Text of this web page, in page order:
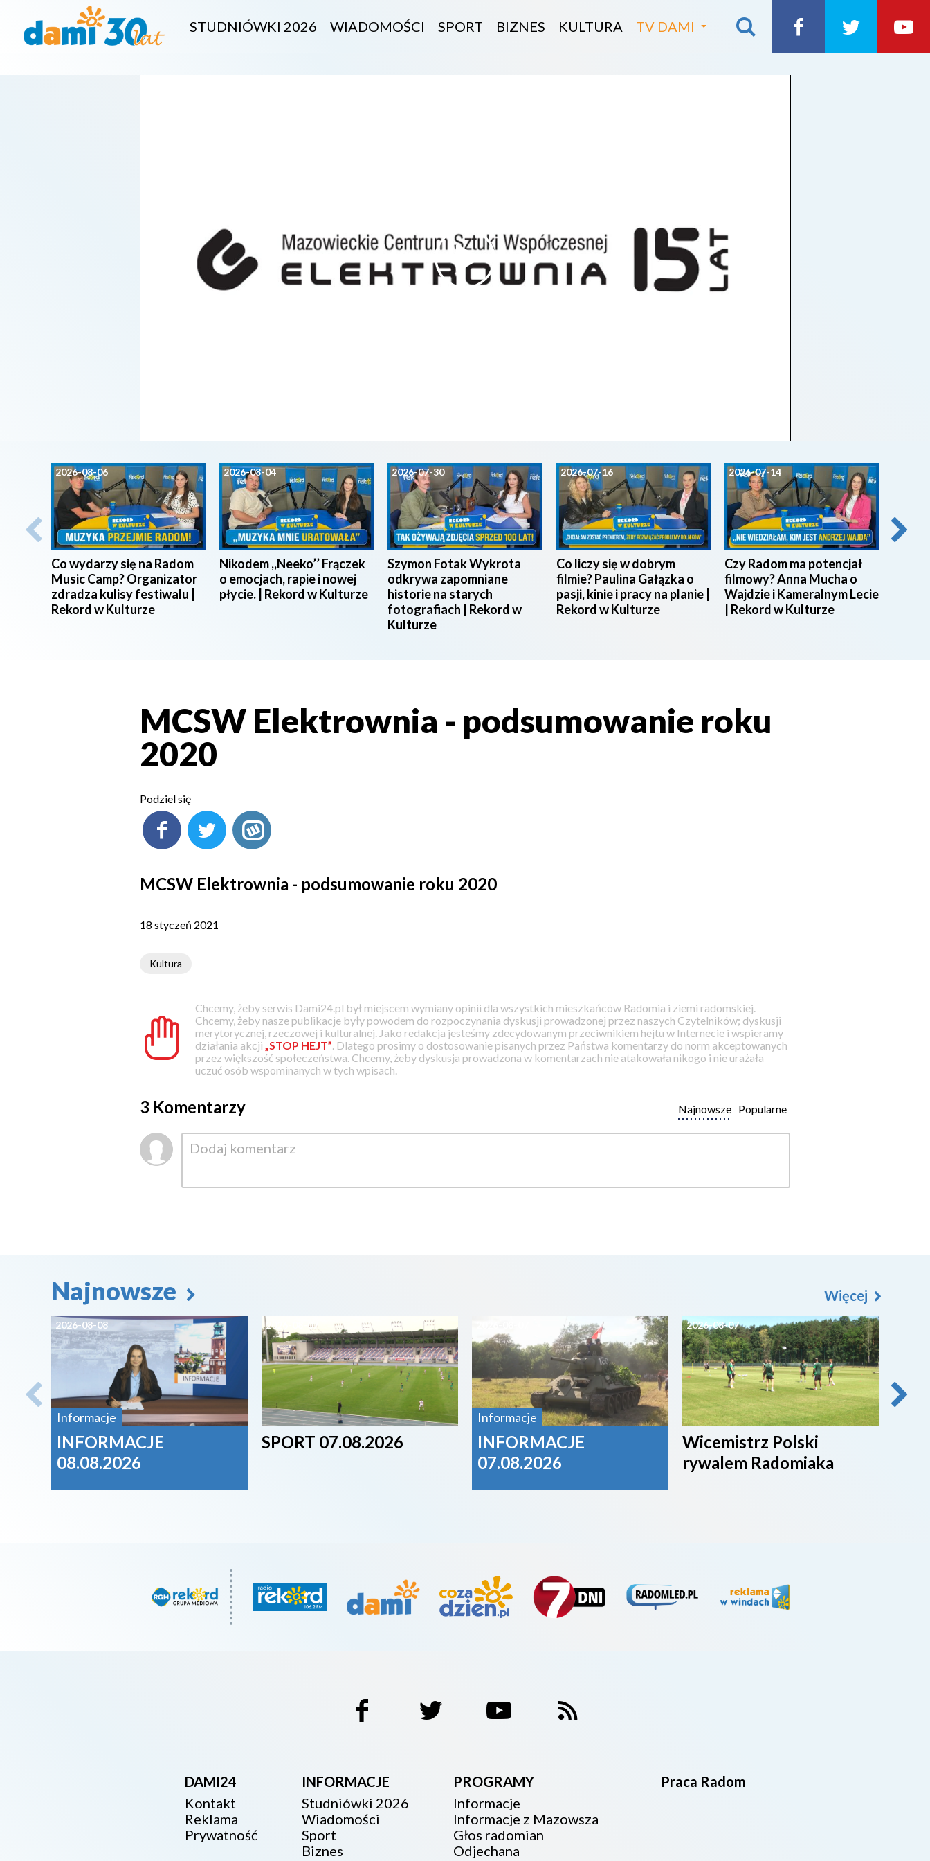
STUDNIÓWKI 2026 WIADOMOŚCI SPORT BIZNES KULTURA TV DAMI
2026-08-06
Co wydarzy się na Radom
Music Camp? Organizator
zdradza kulisy festiwalu |
Rekord w Kulturze
2026-08-04
Nikodem ,,Neeko’’ Frączek
o emocjach, rapie i nowej
płycie. | Rekord w Kulturze
2026-07-30
Szymon Fotak Wykrota
odkrywa zapomniane
historie na starych
fotografiach | Rekord w
Kulturze
2026-07-16
Co liczy się w dobrym
filmie? Paulina Gałązka o
pasji, kinie i pracy na planie |
Rekord w Kulturze
2026-07-14
Czy Radom ma potencjał
filmowy? Anna Mucha o
Wajdzie i Kameralnym Lecie
| Rekord w Kulturze
MCSW Elektrownia - podsumowanie roku
2020
Podziel się
MCSW Elektrownia - podsumowanie roku 2020
18 styczeń 2021
Kultura
Chcemy, żeby serwis Dami24.pl był miejscem wymiany opinii dla wszystkich mieszkańców Radomia i ziemi radomskiej.
Chcemy, żeby nasze publikacje były powodem do rozpoczynania dyskusji prowadzonej przez naszych Czytelników; dyskusji
merytorycznej, rzeczowej i kulturalnej. Jako redakcja jesteśmy zdecydowanym przeciwnikiem hejtu w Internecie i wspieramy
działania akcji „STOP HEJT” . Dlatego prosimy o dostosowanie pisanych przez Państwa komentarzy do norm akceptowanych
przez większość społeczeństwa. Chcemy, żeby dyskusja prowadzona w komentarzach nie atakowała nikogo i nie urażała
uczuć osób wspominanych w tych wpisach.
3 Komentarzy Popularne
Najnowsze
Najnowsze
2026-08-08
Informacje
INFORMACJE
08.08.2026
2026-08-07
SPORT 07.08.2026
Informacje
INFORMACJE
07.08.2026
2026-08-07
Wicemistrz Polski
rywalem Radomiaka
Więcej
DAMI24
Kontakt
Reklama
Prywatność
INFORMACJE
Studniówki 2026
Wiadomości
Sport
Biznes
PROGRAMY
Informacje
Informacje z Mazowsza
Głos radomian
Odjechana
Praca Radom